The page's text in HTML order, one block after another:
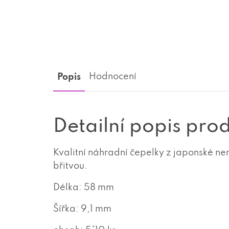
Popis Hodnocení
Detailní popis
Kvalitní náhradní čepelky z japonské
břitvou.
Délka: 58 mm
Šířka: 9,1 mm